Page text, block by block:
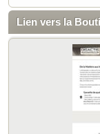
Lien vers la